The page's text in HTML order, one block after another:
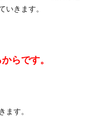
いきます。
らです。
ます。